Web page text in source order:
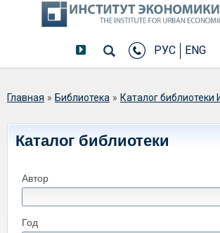
РУС ENG
Вы здесь
Главная » Библиотека » Каталог библиотеки
Каталог библиотеки
Автор
Год